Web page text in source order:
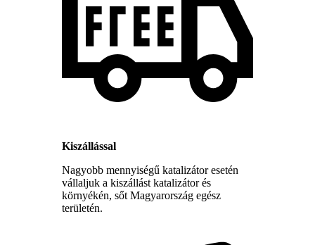
Kiszállással
Nagyobb mennyiségű katalizátor esetén
vállaljuk a kiszállást katalizátor és
környékén, sőt Magyarország egész
területén.